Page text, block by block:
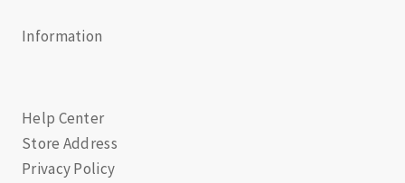
Information
Help Center
Store Address
Privacy Policy